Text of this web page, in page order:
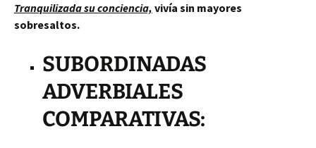
Tranquilizada su conciencia, vivía sin mayores
sobresaltos.
SUBORDINADAS
ADVERBIALES
COMPARATIVAS: